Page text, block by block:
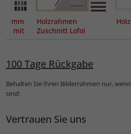
mit
Holzrahmen
Zuschnitt Lofoi
100 Tage Rückgabe
Behalten Sie Ihren Bilderrahmen nur,
sind!
Vertrauen Sie uns